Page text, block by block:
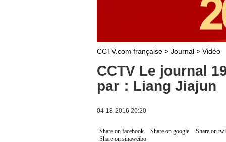
CCTV.com française > Journal > Vidéo
CCTV Le journal
par：Liang Jiajun
04-18-2016 20:20
Share on facebook Share on google
Share on
Share on sinaweibo